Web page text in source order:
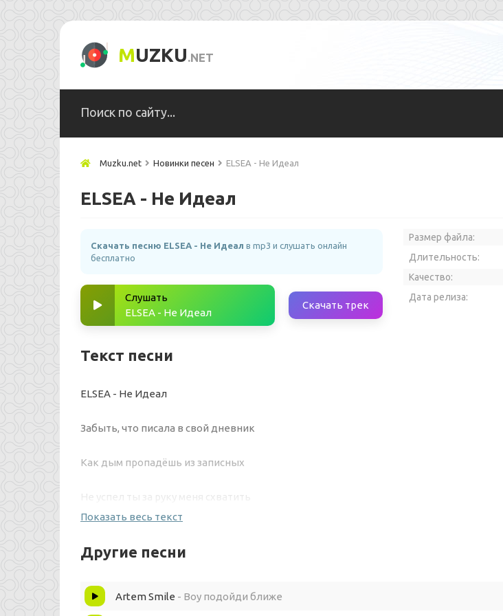
MUZKU.NET
Muzku.net Новинки песен ELSEA - Не Идеал
ELSEA - Не Идеал
Скачать песню ELSEA - Не Идеал в mp3 и слушать онлайн
бесплатно
Слушать
ELSEA - Не Идеал
Скачать трек
Размер файла:
Длительность:
Качество:
Дата релиза:
Текст песни
ELSEA - Не Идеал
Забыть, что писала в свой дневник
Как дым пропадёшь из записных
Не успел ты за руку меня схватить
И уже ничего не болит
Показать весь текст
Другие песни
Artem Smile - Воу подойди ближе